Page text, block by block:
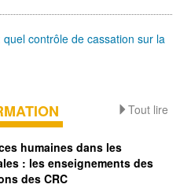
contrôle de cassation sur la
Tout lire
humaines dans les
: les enseignements des
des CRC